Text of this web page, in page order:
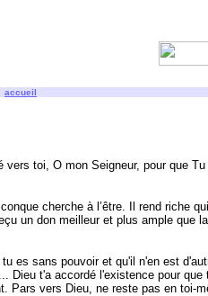
accueil
vers toi, O mon Seigneur, pour que
cherche à l’être. Il rend riche
un don meilleur et plus ample que
es sans pouvoir et qu'il n'en est
Dieu t'a accordé l'existence pour
Pars vers Dieu, ne reste pas en toi-